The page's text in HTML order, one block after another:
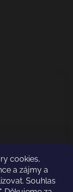
cookies,
a zájmy a
Souhlas